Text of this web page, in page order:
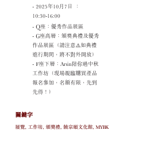
- 2025年10月7日 ：
10:30-16:00
- Q座：優秀作品展區
- G座高層：頒獎典禮及優秀
作品展區（請注意⚠️如典禮
進行期間，將不對外開放）
- F座下層：Artin陪你過中秋
工作坊（現場親臨購買產品
報名參加，名額有限，先到
先得！）
關鍵字
展覽, 工作坊, 頒獎禮, 饒宗頤文化館, MYBK